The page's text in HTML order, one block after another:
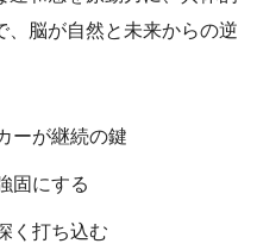
、脳が自然と未来からの逆
ーが継続の鍵
固にする
く打ち込む